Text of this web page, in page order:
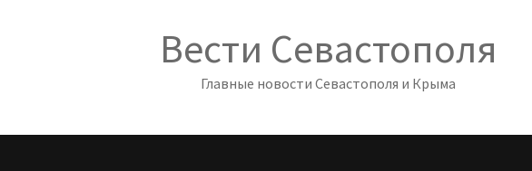
Вести Севастополя
Главные новости Севастополя и Крыма